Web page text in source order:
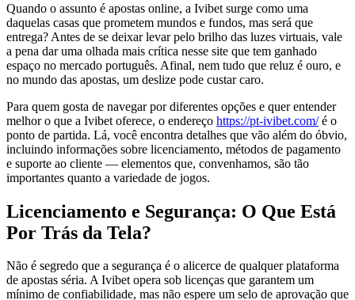
Quando o assunto é apostas online, a Ivibet surge como uma
daquelas casas que prometem mundos e fundos, mas será que
entrega? Antes de se deixar levar pelo brilho das luzes virtuais, vale
a pena dar uma olhada mais crítica nesse site que tem ganhado
espaço no mercado português. Afinal, nem tudo que reluz é ouro, e
no mundo das apostas, um deslize pode custar caro.
Para quem gosta de navegar por diferentes opções e quer entender
melhor o que a Ivibet oferece, o endereço https://pt-ivibet.com/é o
ponto de partida. Lá, você encontra detalhes que vão além do óbvio,
incluindo informações sobre licenciamento, métodos de pagamento
e suporte ao cliente — elementos que, convenhamos, são tão
importantes quanto a variedade de jogos.
Licenciamento e Segurança: O Que Está
Por Trás da Tela?
Não é segredo que a segurança é o alicerce de qualquer plataforma
de apostas séria. A Ivibet opera sob licenças que garantem um
mínimo de confiabilidade, mas não espere um selo de aprovação que